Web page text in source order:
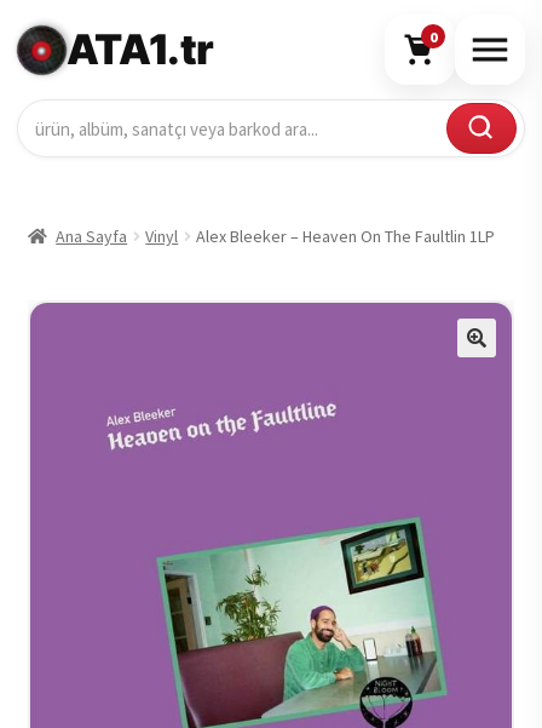
ATA1.tr 0
Ana Sayfa Vinyl Alex Bleeker – Heaven On The Faultlin 1LP